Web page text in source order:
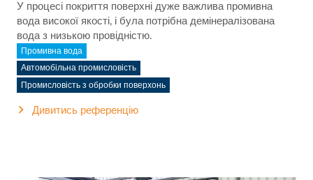
У процесі покриття поверхні дуже важлива промивна
вода високої якості, і була потрібна демінералізована
вода з низькою провідністю.
Промивна вода
Автомобільна промисловість
Промисловість з обробки поверхонь
Дивитись референцію